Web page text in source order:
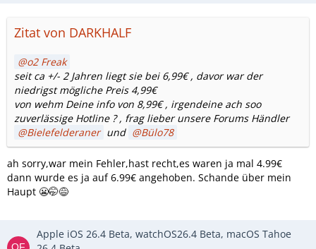
Zitat von DARKHALF
o2 Freak
seit ca +/- 2 Jahren liegt sie bei 6,99€ , davor war der
niedrigst mögliche Preis 4,99€
von wehm Deine info von 8,99€ , irgendeine ach soo
zuverlässige Hotline ? , frag lieber unsere Forums Händler
Bielefelderaner und Bülo78
ah sorry,war mein Fehler,hast recht,es waren ja mal 4.99€
dann wurde es ja auf 6.99€ angehoben. Schande über mein
Haupt 😬🤭😅
Apple iOS 26.4 Beta, watchOS26.4 Beta, macOS Tahoe